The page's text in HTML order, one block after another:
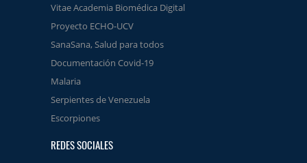
Vitae Academia Biomédica Digital
Proyecto ECHO-UCV
SanaSana, Salud para todos
Documentación Covid-19
Malaria
Serpientes de Venezuela
Escorpiones
REDES SOCIALES